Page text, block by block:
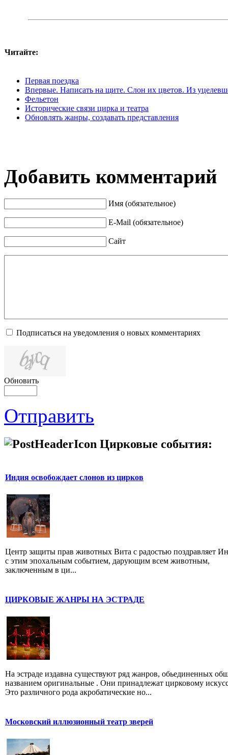
Читайте:
Первая поездка
Впервые. Написать на щите. Слон их цветов. Из
Фельетон
Исторические связи цирка и театра
Обновлять жанры, создавать представления
Добавить комментарий
Имя (обязательное)
E-Mail (обязательное)
Сайт
Подписаться на уведомления о новых комментариях
Обновить
Отправить
Цирковые события:
Индия освобождает слонов из цирков
Центр защиты прав животных Вита с радостью поздравляет
с этим эпохальным событием, дарующим всем животным,
заключенным в ци...
ЦИРКОВЫЕ ЖАНРЫ НА ЭСТРАДЕ
На эстраде издавна существуют ряд жанров, обьединенных
названием оригинальные . Они принадлежат цирковому
Это различного рода акробатические но...
Московский иллюзионный театр зверей